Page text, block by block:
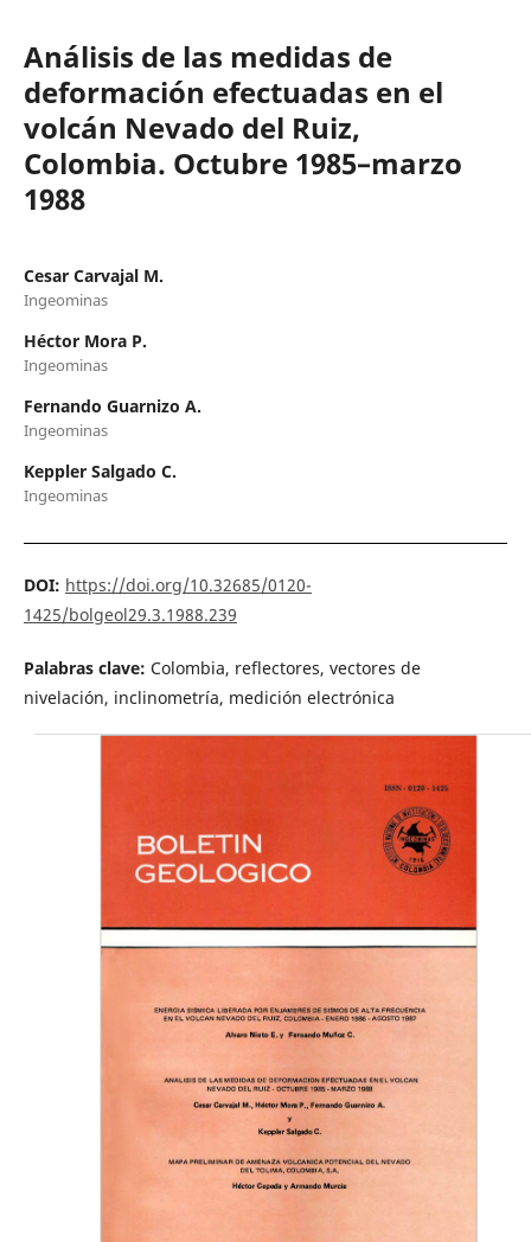
Análisis de las medidas de
deformación efectuadas en el
volcán Nevado del Ruiz,
Colombia. Octubre 1985–marzo
1988
Cesar Carvajal M.
Ingeominas
Héctor Mora P.
Ingeominas
Fernando Guarnizo A.
Ingeominas
Keppler Salgado C.
Ingeominas
DOI: https://doi.org/10.32685/0120-
1425/bolgeol29.3.1988.239
Palabras clave: Colombia, reflectores, vectores de
nivelación, inclinometría, medición electrónica